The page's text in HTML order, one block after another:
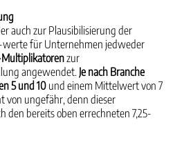
auch zur Plausibilisierung der
für Unternehmen jedweder
Multiplikatorenzur
angewendet. Je nach Branche
5 und 10 und einem Mittelwert von 7
von ungefähr, denn dieser
den bereits oben errechneten 7,25-